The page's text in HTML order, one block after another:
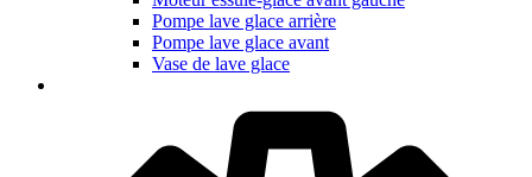
Pompe lave glace arrière
Pompe lave glace avant
Vase de lave glace